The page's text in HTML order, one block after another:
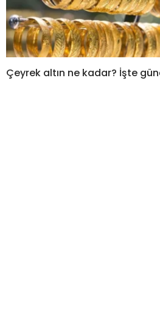
Çeyrek altın ne kadar? İşte